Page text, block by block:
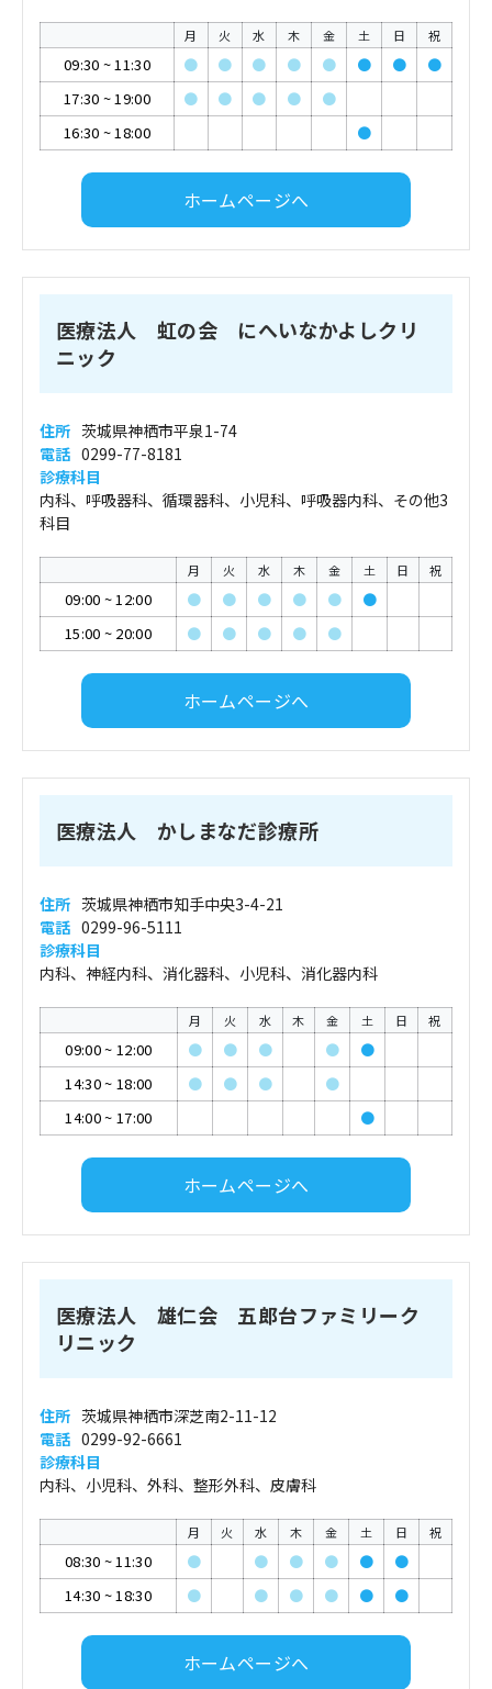
月 火 水 木 金 土 日 祝
09:30 ~11:30 ● ● ● ● ● ● ●
●
17:30 ~19:00 ● ● ● ●
●
16:30 ~18:00 ●
ホームページへ
医療法人 虹の会 にへいなかよしクリ
ニック
住所 茨城県神栖市平泉1-74
電話 0299-77-8181
診療科目
内科、呼吸器科、循環器科、小児科、呼吸器内科、その他3
科目
月 火 水 木 金 土 日 祝
09:00 ~12:00 ● ● ● ● ●
●
15:00 ~ 20:00 ● ● ● ● ●
ホームページへ
医療法人 かしまなだ診療所
住所 茨城県神栖市知手中央3-4-21
電話 0299-96-5111
診療科目
内科、神経内科、消化器科、小児科、消化器内科
月 火 水 木 金 土 日 祝
09:00~ 12:00 ● ● ● ●
●
14:30~ 18:00 ● ● ●
●
14:00~ 17:00 ●
ホームページへ
医療法人 雄仁会 五郎台ファミリーク
リニック
住所 茨城県神栖市深芝南2-11-12
電話 0299-92-6661
診療科目
内科、小児科、外科、整形外科、皮膚科
月 火 水 木 金 土 日 祝
08:30 ~11:30 ● ● ● ● ●
●
14:30 ~18:30 ● ● ● ● ● ●
ホームページへ